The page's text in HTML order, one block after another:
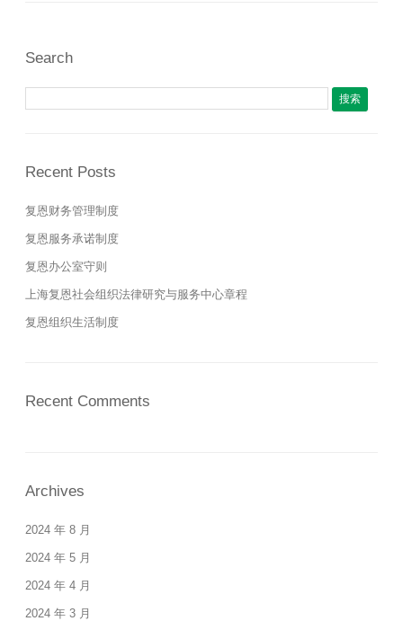
Search
Recent Posts
复恩财务管理制度
复恩服务承诺制度
复恩办公室守则
上海复恩社会组织法律研究与服务中心章程
复恩组织生活制度
Recent Comments
Archives
2024 年 8 月
2024 年 5 月
2024 年 4 月
2024 年 3 月